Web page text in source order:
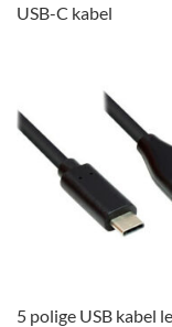
USB-C kabel
5 polige USB kabel